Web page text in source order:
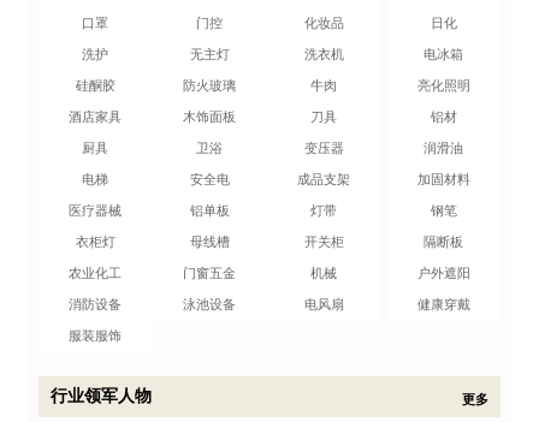
口罩 门控 日化
化妆品
洗护 无主灯 电冰箱
洗衣机
硅酮胶 防火玻璃 亮化照明
牛肉
酒店家具 木饰面板 铝材
刀具
厨具 卫浴 润滑油
变压器
电梯 安全电 加固材料
成品支架
医疗器械 铝单板 钢笔
灯带
衣柜灯 母线槽 隔断板
开关柜
农业化工 门窗五金 户外遮阳
机械
消防设备 泳池设备 健康穿戴
电风扇
服装服饰
行业领军人物 更多